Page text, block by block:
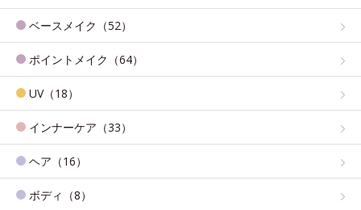
ベースメイク（52）
ポイントメイク（64）
UV（18）
インナーケア（33）
ヘア（16）
ボディ（8）